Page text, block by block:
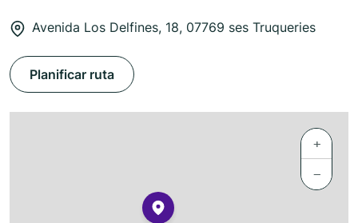
Avenida Los Delfines, 18, 07769 ses Truqueries
Planificar ruta
+
−